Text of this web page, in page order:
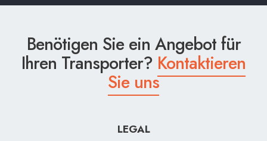
Benötigen Sie ein Angebot für
Ihren Transporter? Kontaktieren
Sie uns
LEGAL